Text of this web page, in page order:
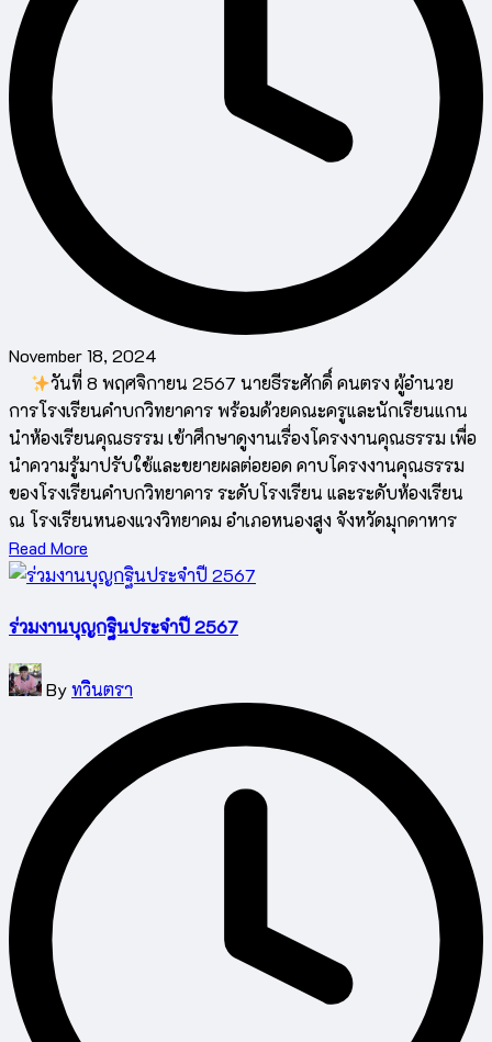
November 18, 2024
วันที่ 8 พฤศจิกายน 2567 นายธีระศักดิ์ คนตรง ผู้อำนวย
การโรงเรียนคำบกวิทยาคาร พร้อมด้วยคณะครูและนักเรียนแกน
นำห้องเรียนคุณธรรม เข้าศึกษาดูงานเรื่องโครงงานคุณธรรม เพื่อ
นำความรู้มาปรับใช้และขยายผลต่อยอด คาบโครงงานคุณธรรม
ของโรงเรียนคำบกวิทยาคาร ระดับโรงเรียน และระดับห้องเรียน
ณ โรงเรียนหนองแวงวิทยาคม อำเภอหนองสูง จังหวัดมุกดาหาร
Read More
ร่วมงานบุญกฐินประจำปี 2567
Posted
by
Byทวินตรา